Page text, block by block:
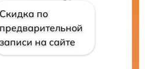
Скидка по
предварительной
записи на сайте